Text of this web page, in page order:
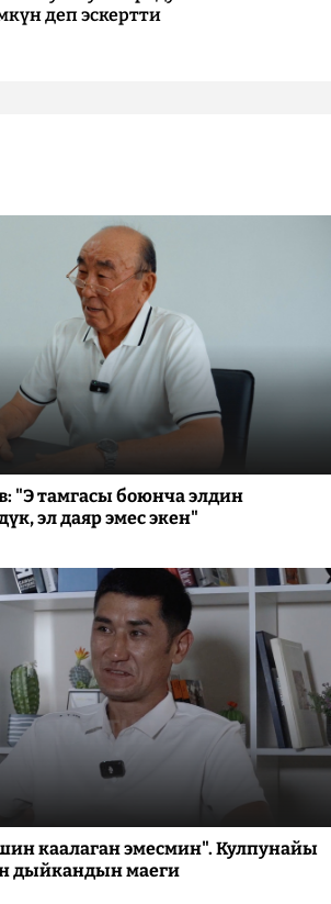
деп эскертти
"Э тамгасы боюнча элдин
эл даяр эмес экен"
каалаган эмесмин". Кулпунайы
дыйкандын маеги